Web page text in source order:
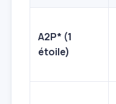
A2P* (1
étoile)